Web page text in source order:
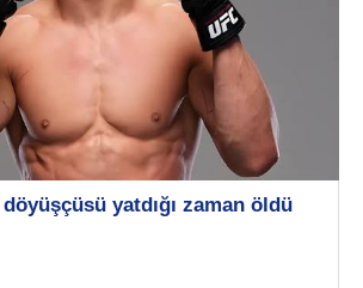
döyüşçüsü yatdığı zaman öldü